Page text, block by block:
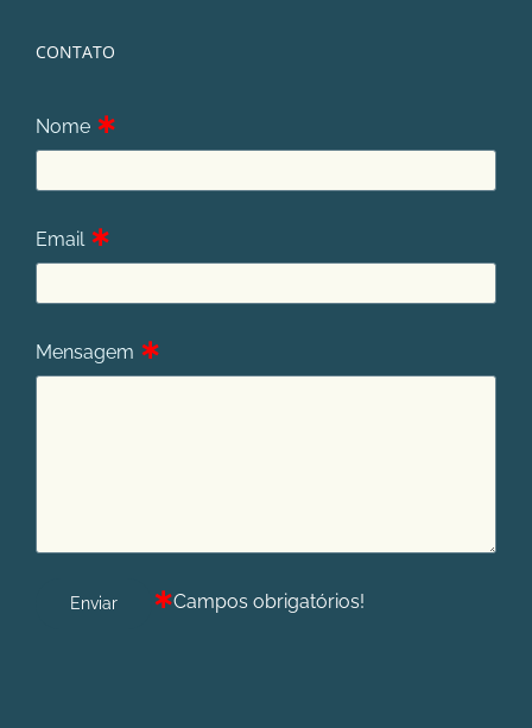
CONTATO
Nome ∗
Email ∗
Mensagem ∗
∗Campos obrigatórios!